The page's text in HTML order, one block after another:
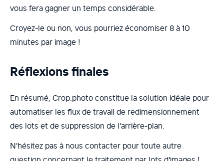
vous fera gagner un temps considérable.
Croyez-le ou non, vous pourriez économiser 8 à 10
minutes par image !
Réflexions finales
En résumé, Crop.photo constitue la solution idéale pour
automatiser les flux de travail de redimensionnement
des lots et de suppression de l'arrière-plan.
N'hésitez pas à nous contacter pour toute autre